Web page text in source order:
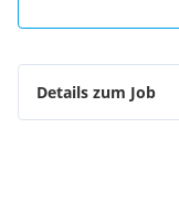
Details zum Job